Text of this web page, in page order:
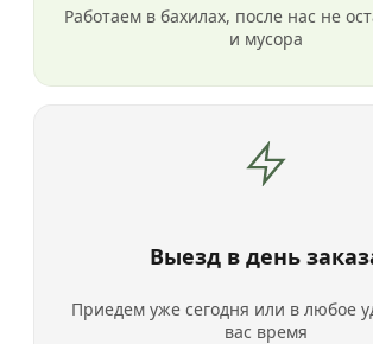
Работаем в бахилах, после нас не
и мусора
Выезд в день
Приедем уже сегодня или в любое
вас время